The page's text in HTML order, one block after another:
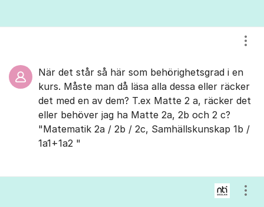
När det står så här som behörighetsgrad i en
kurs. Måste man då läsa alla dessa eller räcker
det med en av dem? T.ex Matte 2 a, räcker det
eller behöver jag ha Matte 2a, 2b och 2 c?
"Matematik 2a / 2b / 2c, Samhällskunskap 1b /
1a1+1a2 "